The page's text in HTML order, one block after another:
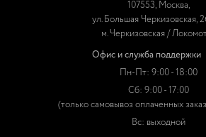
107553, Москва,
ул. Большая Черкизовская,
м. Черкизовская /
Офис и служба поддержки
Пн-Пт: 9:00 - 18:00
Сб: 9:00 - 17:00
(только самовывоз оплаченных
Вс: выходной